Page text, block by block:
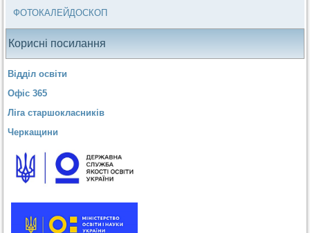
ФОТОКАЛЕЙДОСКОП
Корисні посилання
Відділ освіти
Офіс 365
Ліга старшокласників
Черкащини